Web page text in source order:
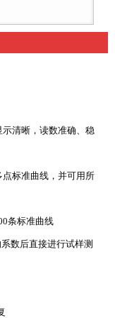
示清晰，读数准确、稳
标准曲线，并可用所
条标准曲线
数后直接进行试样测